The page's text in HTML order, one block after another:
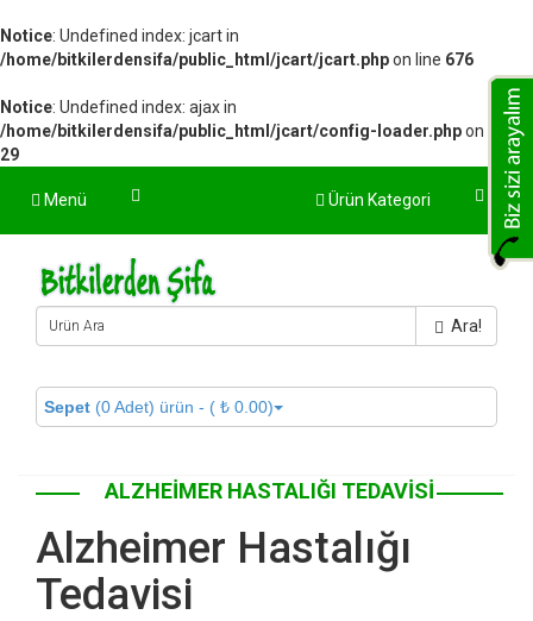
Notice: Undefined index: jcart in
/home/bitkilerdensifa/public_html/jcart/jcart.phpon line 676
Notice: Undefined index: ajax in
/home/bitkilerdensifa/public_html/jcart/config-loader.phpon line
29
Menü Ürün Kategori
Ara!
Sepet (0 Adet) ürün - ( ₺ 0.00)
ALZHEIMER HASTALIĞI TEDAVISI
Alzheimer Hastalığı
Tedavisi